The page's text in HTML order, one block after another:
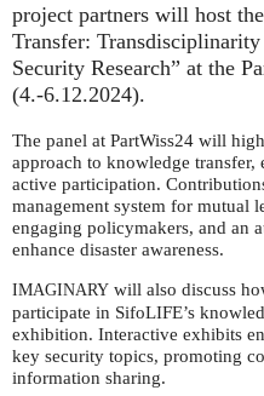
project partners will host
Transfer:
Security Research” at the
(4.-6.12.2024).
The panel at PartWiss24 will
approach to knowledge
active participation.
management system for mutual
engaging policymakers, and an
enhance disaster awareness.
IMAGINARY will also discuss
participate in SifoLIFE’s
exhibition. Interactive exhibits
key security topics, promoting
information sharing.